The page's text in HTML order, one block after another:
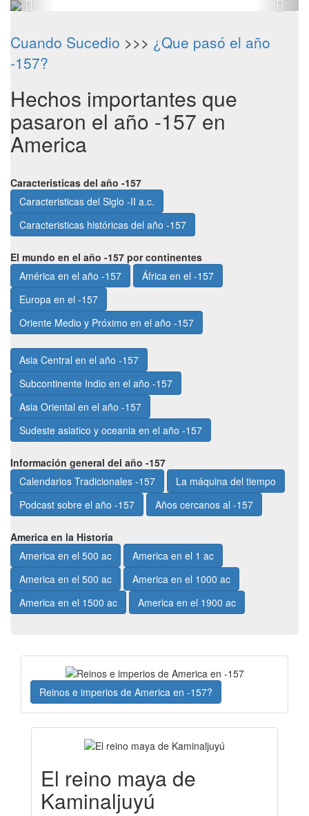
Cuando Sucedio >>> ¿Que pasó el año
-157?
Hechos importantes que
pasaron el año -157 en
America
Caracteristicas del año -157
Caracteristicas del Siglo -II a.c.
Caracteristicas históricas del año -157
El mundo en el año -157 por continentes
América en el año -157
África en el -157
Europa en el -157
Oriente Medio y Próximo en el año -157
Asia Central en el año -157
Subcontinente Indio en el año -157
Asia Oriental en el año -157
Sudeste asiatico y oceania en el año -157
Información general del año -157
Calendarios Tradicionales -157
La máquina del tiempo
Podcast sobre el año -157
Años cercanos al -157
America en la Historia
America en el 500 ac
America en el 1 ac
America en el 500 ac
America en el 1000 ac
America en el 1500 ac
America en el 1900 ac
Reinos e imperios de America en -157?
El reino maya de
Kaminaljuyú